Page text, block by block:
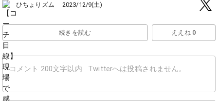
ひちょりズム 2023/12/9(土)
続きを読む ええね 0